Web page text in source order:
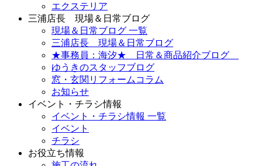
エクステリア
三浦店長 現場＆日常ブログ
現場＆日常ブログ 一覧
三浦店長 現場＆日常ブログ
★事務員：海汐★ 日常＆商品紹介ブログ
ゆうきのスタッフブログ
窓・玄関リフォームコラム
お知らせ
イベント・チラシ情報
イベント・チラシ情報 一覧
イベント
チラシ
お役立ち情報